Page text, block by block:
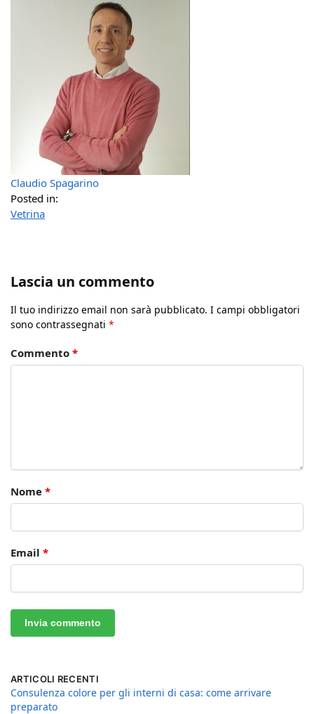
Claudio Spagarino
Posted in:
Vetrina
Lascia un commento
Il tuo indirizzo email non sarà pubblicato. I campi obbligatori
sono contrassegnati *
Commento *
Nome *
Email *
ARTICOLI RECENTI
Consulenza colore per gli interni di casa: come arrivare
preparato